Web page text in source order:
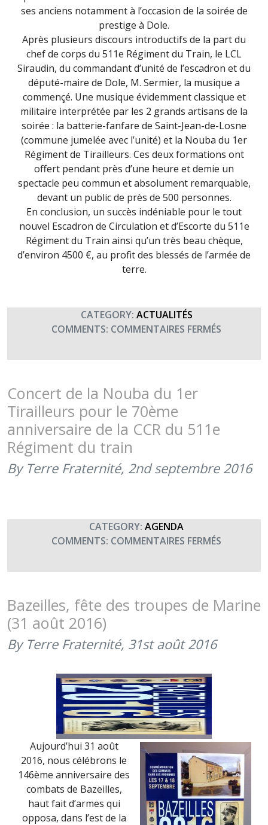
ses anciens notamment à l’occasion de la soirée de
prestige à Dole.
Après plusieurs discours introductifs de la part du
chef de corps du 511e Régiment du Train, le LCL
Siraudin, du commandant d’unité de l’escadron et du
député-maire de Dole, M. Sermier, la musique a
commençé. Une musique évidemment classique et
militaire interprétée par les 2 grands artisans de la
soirée : la batterie-fanfare de Saint-Jean-de-Losne
(commune jumelée avec l’unité) et la Nouba du 1er
Régiment de Tirailleurs. Ces deux formations ont
offert pendant près d’une heure et demie un
spectacle peu commun et absolument remarquable,
devant un public de près de 500 personnes.
En conclusion, un succès indéniable pour le tout
nouvel Escadron de Circulation et d’Escorte du 511e
Régiment du Train ainsi qu’un très beau chèque,
d’environ 4500 €, au profit des blessés de l’armée de
terre.
CATEGORY: ACTUALITÉS
COMMENTS: COMMENTAIRES FERMÉS
DE
ANS
2016)
Concert de la Nouba du 1er
Tirailleurs pour le 70ème
anniversaire de la CCR du 511e
Régiment du train
By Terre Fraternité, 2nd septembre 2016
CATEGORY: AGENDA
COMMENTS: COMMENTAIRES FERMÉS
DE
NOUBA
DU
CCR
DU
511E
RÉGIMENT
DU
TRAIN
Bazeilles, fête des troupes de Marine
(31 août 2016)
By Terre Fraternité, 31st août 2016
Aujourd’hui 31 août
2016, nous célébrons le
146ème anniversaire des
combats de Bazeilles,
haut fait d’armes qui
opposa, dans l’est de la